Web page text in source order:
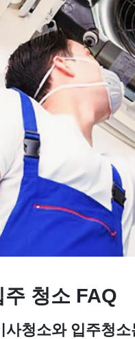
주 청소 FAQ
사청소와 입주청